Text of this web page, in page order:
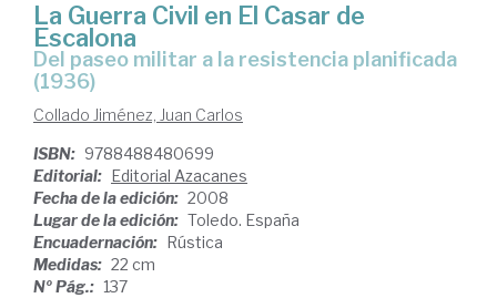
La Guerra Civil en El Casar de
Escalona
del paseo militar a la resistencia planificada
(1936)
Collado Jiménez, Juan Carlos
ISBN: 9788488480699
Editorial: Editorial Azacanes
Fecha de la edición: 2008
Lugar de la edición: Toledo. España
Encuadernación: Rústica
Medidas: 22 cm
Nº Pág.: 137